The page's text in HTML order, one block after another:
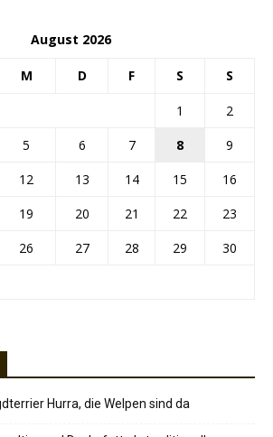
August 2026
M D F S S
1
2
5 6 7 8
9
12 13 14 15
16
19 20 21 22
23
26 27 28 29
30
Hurra, die Welpen sind da